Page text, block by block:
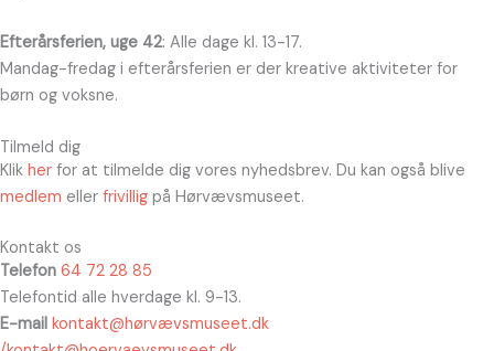
Efterårsferien, uge 42: Alle dage kl. 13-17.
Mandag-fredag i efterårsferien er der kreative aktiviteter for
børn og voksne.
Tilmeld dig
Klik her for at tilmelde dig vores nyhedsbrev. Du kan også blive
medlem eller frivillig på Hørvævsmuseet.
Kontakt os
Telefon 64 72 28 85
Telefontid alle hverdage kl. 9-13.
E-mail kontakt@hørvævsmuseet.dk